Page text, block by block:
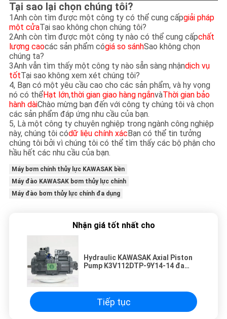
Tại sao lại chọn chúng tôi?
1Anh còn tìm được một công ty có thể cung cấpgiải pháp
một cửaTại sao không chọn chúng tôi?
2Anh còn tìm được một công ty nào có thể cung cấpchất
lượng caocác sản phẩm cógiá so sánhSao không chọn
chúng ta?
3Anh vẫn tìm thấy một công ty nào sẵn sàng nhậndịch vụ
tốtTại sao không xem xét chúng tôi?
4, Bạn có một yêu cầu cao cho các sản phẩm, và hy vọng
nó có thểHạt lớn,thời gian giao hàng ngắnvàThời gian bảo
hành dàiChào mừng bạn đến với công ty chúng tôi và chọn
các sản phẩm đáp ứng nhu cầu của bạn.
5, Là một công ty chuyên nghiệp trong ngành công nghiệp
này, chúng tôi códữ liệu chính xác Bạn có thể tin tưởng
chúng tôi bởi vì chúng tôi có thể tìm thấy các bộ phận cho
hầu hết các nhu cầu của bạn.
Máy bơm chính thủy lực KAWASAK bền
Máy đào KAWASAK bơm thủy lực chính
Máy đào bơm thủy lực chính đa dụng
Nhận giá tốt nhất cho
Hydraulic KAWASAK Axial Piston
Pump K3V112DTP-9Y14-14 đa
Tiếp tục